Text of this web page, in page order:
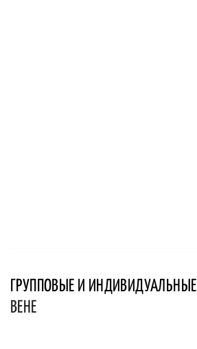
ГРУППОВЫЕ И ИНДИВИДУАЛЬНЫЕ
ВЕНЕ